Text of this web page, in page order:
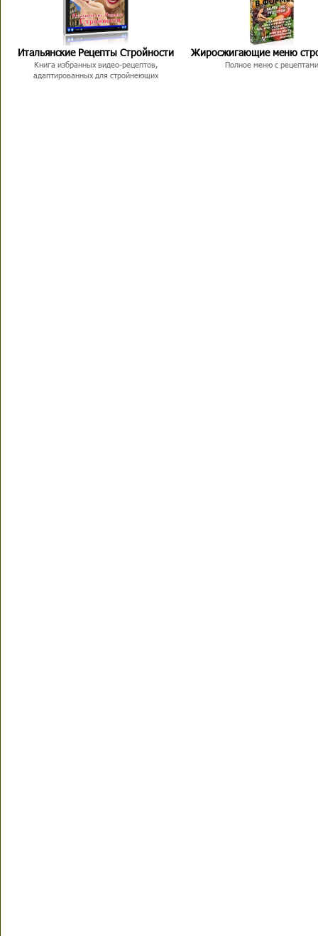
Итальянские Рецепты Стройности
Книга избранных видео-рецептов,
адаптированных для стройнеющих
Жиросжигающие меню
Полное меню с рецептами